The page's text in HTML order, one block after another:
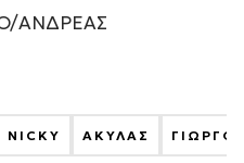
ΑΝΔΡΕΑΣ
NICKY ΑΚΥΛΑΣ